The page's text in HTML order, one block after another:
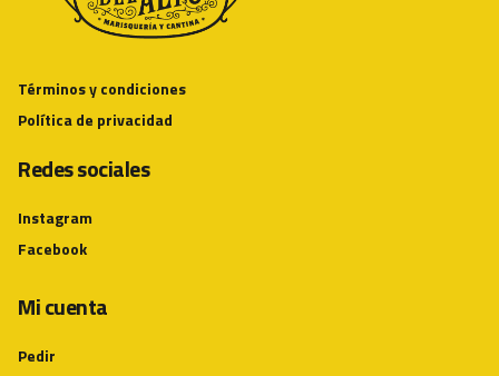
Términos y condiciones
Política de privacidad
Redes sociales
Instagram
Facebook
Mi cuenta
Pedir